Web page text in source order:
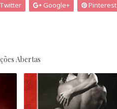
Twitter Google+ Pinterest
Abertas